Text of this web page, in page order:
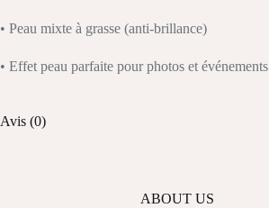
• Peau mixte à grasse (anti-brillance)
• Effet peau parfaite pour photos et événements
Avis (0)
ABOUT US